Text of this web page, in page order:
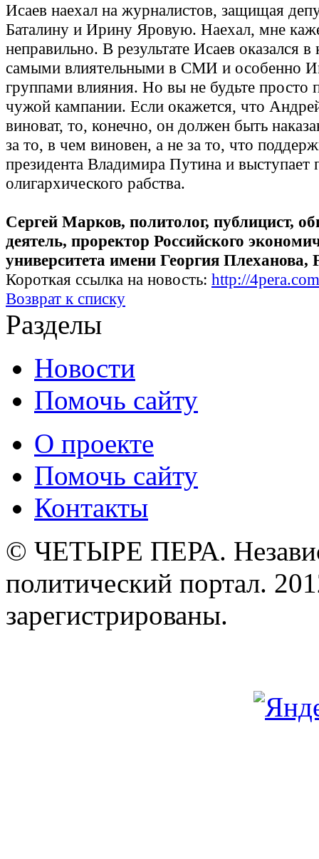
Исаев наехал на журналистов, защищая
Баталину и Ирину Яровую. Наехал, мне
неправильно. В результате Исаев оказался в
самыми влиятельными в СМИ и особенно
группами влияния. Но вы не будьте просто
чужой кампании. Если окажется, что
виноват, то, конечно, он должен быть
за то, в чем виновен, а не за то, что
президента Владимира Путина и выступает
олигархического рабства.
Сергей Марков, политолог, публицист,
деятель, проректор Российского
университета имени Георгия Плеханова,
Короткая ссылка на новость: http://
Возврат к списку
Разделы
Новости
Помочь сайту
О проекте
Помочь сайту
Контакты
© ЧЕТЫРЕ ПЕРА.
политический портал.
зарегистрированы.